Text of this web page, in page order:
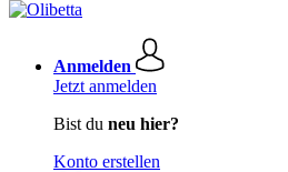
Anmelden
Jetzt anmelden
Bist du neu hier?
Konto erstellen